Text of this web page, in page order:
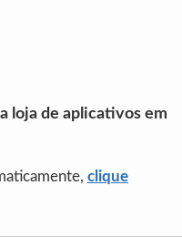
loja de aplicativos em
clique